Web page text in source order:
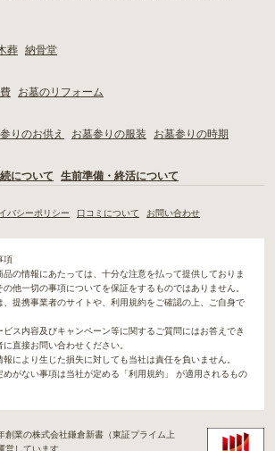
葬 納骨堂
お墓のリフォーム
りのお供え お墓参りの服装
お墓参りの時期
について 生前準備・終活について
バシーポリシー 口コミについて お問い合わせ
項
品の情報にあたっては、十分な注意を払って提供しておりま
他一切の事項についてを保証をするものではありません。
、提携事業者のサイトや、利用規約をご確認の上、ご自身で
ビス内容及びキャンペーン等に関するご質問にはお答えでき
直接お問い合わせください。
により生じた損失に対しても当社は責任を負いません。
めがない事項は当社が定める「利用規約」 が適用されるもの
創業の株式会社鎌倉新書（東証プライム上
しています。